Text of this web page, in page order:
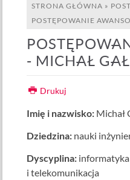
STRONA GŁÓWNA »
POSTĘPOWANIE
- MICHAŁ
Drukuj
Imię i nazwisko: Michał
Dziedzina: nauki
Dyscyplina:
i telekomunikacja